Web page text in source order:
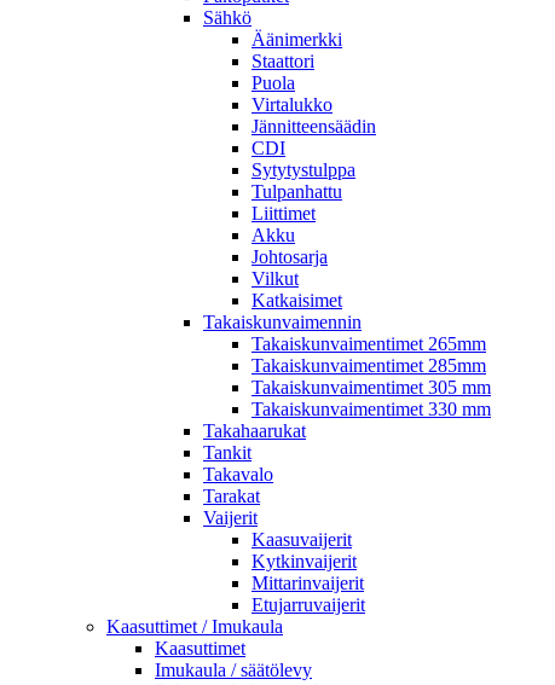
Sähkö
Äänimerkki
Staattori
Puola
Virtalukko
Jännitteensäädin
CDI
Sytytystulppa
Tulpanhattu
Liittimet
Akku
Johtosarja
Vilkut
Katkaisimet
Takaiskunvaimennin
Takaiskunvaimentimet 265mm
Takaiskunvaimentimet 285mm
Takaiskunvaimentimet 305 mm
Takaiskunvaimentimet 330 mm
Takahaarukat
Tankit
Takavalo
Tarakat
Vaijerit
Kaasuvaijerit
Kytkinvaijerit
Mittarinvaijerit
Etujarruvaijerit
Kaasuttimet / Imukaula
Kaasuttimet
Imukaula / säätölevy